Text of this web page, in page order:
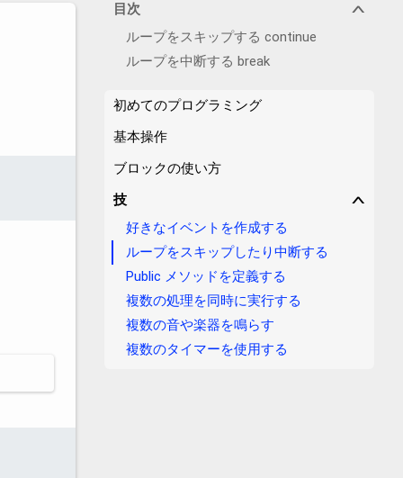
∨
目次
ループをスキップする continue
ループを中断する break
初めてのプログラミング
基本操作
ブロックの使い方
∨
技
好きなイベントを作成する
ループをスキップしたり中断する
Public メソッドを定義する
複数の処理を同時に実行する
複数の音や楽器を鳴らす
複数のタイマーを使用する